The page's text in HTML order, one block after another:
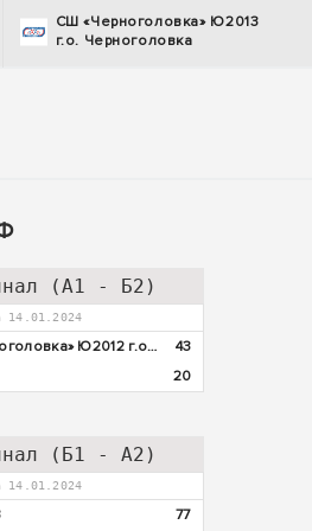
СШ «Черноголовка» Ю2013
г.о. Черноголовка
(А1 - Б2)
14.01.2024
СШ «Черноголовка» Ю2012 г.о. Черноголовка
43
20
(Б1 - А2)
14.01.2024
77